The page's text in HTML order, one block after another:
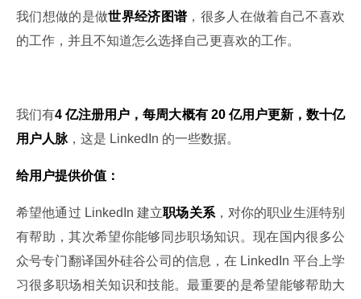
我们想做的是做世界经济图谱，很多人在做着自己不喜欢
的工作，并且不知道怎么选择自己更喜欢的工作。
我们有4 亿注册用户，每周大概有 20 亿用户更新，数十亿
用户人脉 ，这是 LinkedIn 的一些数据。
给用户提供价值：
希望他通过 LinkedIn 建立职场关系，对你的职业生涯特别
有帮助，其次希望你能够同步职场知识。现在国内很多公
众号专门翻译国外硅谷公司的信息，在 LinkedIn 平台上学
习很多职场相关知识和技能。最重要的是希望能够帮助大